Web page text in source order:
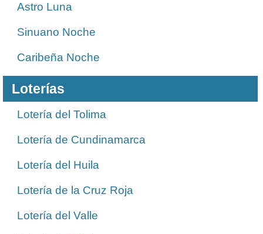
Astro Luna
Sinuano Noche
Caribeña Noche
Loterías
Lotería del Tolima
Lotería de Cundinamarca
Lotería del Huila
Lotería de la Cruz Roja
Lotería del Valle